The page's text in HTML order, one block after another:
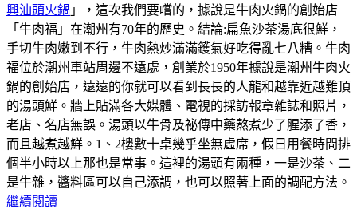
興汕頭火鍋 」，這次我們要嚐的，據說是牛肉火鍋的創始店
「牛肉福」在潮州有70年的歷史。結論:扁魚沙茶湯底很鮮，
手切牛肉嫩到不行，牛肉熱炒滿滿鑊氣好吃得亂七八糟。牛肉
福位於潮州車站周邊不遠處，創業於1950年據說是潮州牛肉火
鍋的創始店，遠遠的你就可以看到長長的人龍和越靠近越難頂
的湯頭鮮。牆上貼滿各大媒體、電視的採訪報章雜誌和照片，
老店、名店無誤。湯頭以牛骨及祕傳中藥熬煮少了腥添了香，
而且越煮越鮮。1、2樓數十桌幾乎坐無虛席，假日用餐時間排
個半小時以上那也是常事。這裡的湯頭有兩種，一是沙茶、二
是牛雜，醬料區可以自己添調，也可以照著上面的調配方法。
繼續閱讀